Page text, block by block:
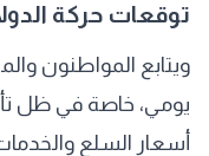
توقعات حركة
ويتابع المواطنون
يومي، خاصة في ظل
أسعار السلع